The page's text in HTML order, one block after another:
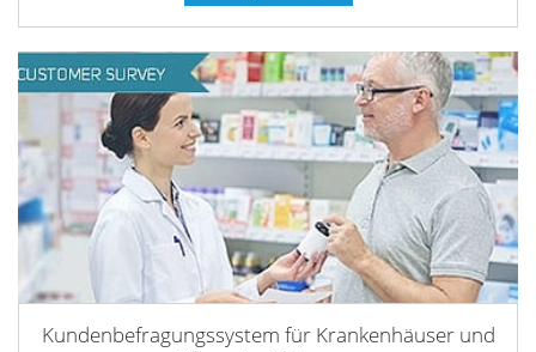
Kundenbefragungssystem für Krankenhäuser und